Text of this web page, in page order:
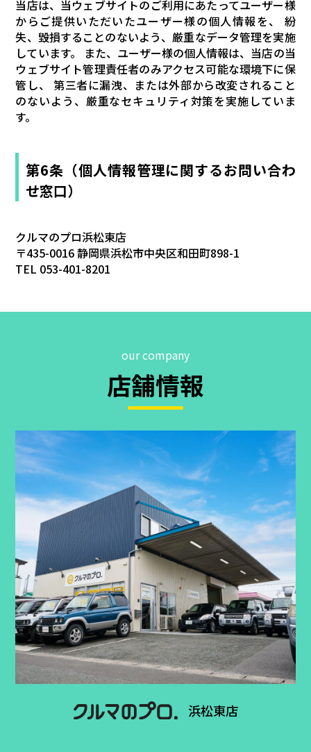
当店は、当ウェブサイトのご利用にあたってユーザー様
からご提供いただいたユーザー様の個人情報を、 紛
失、毀損することのないよう、厳重なデータ管理を実施
しています。 また、ユーザー様の個人情報は、当店の当
ウェブサイト管理責任者のみアクセス可能な環境下に保
管し、 第三者に漏洩、または外部から改変されること
のないよう、厳重なセキュリティ対策を実施していま
す。
第6条（個人情報管理に関するお問い合わ
せ窓口）
クルマのプロ浜松東店
〒435-0016 静岡県浜松市中央区和田町898-1
TEL 053-401-8201
our company
店舗情報
浜松東店